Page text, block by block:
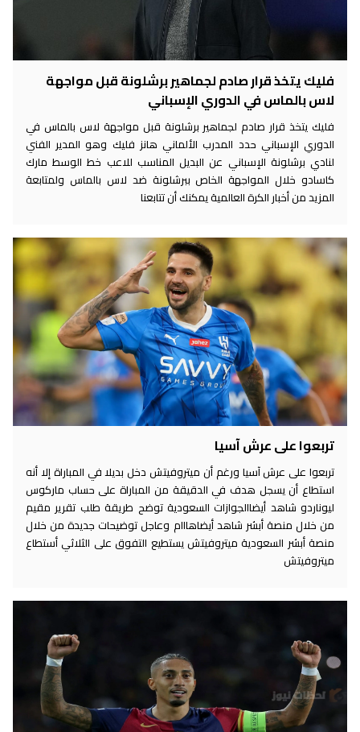
فليك يتخذ قرار صادم لجماهير برشلونة قبل مواجهة
لاس بالماس في الدوري الإسباني
فليك يتخذ قرار صادم لجماهير برشلونة قبل مواجهة لاس بالماس في
الدوري الإسباني حدد المدرب الألماني هانز فليك وهو المدير الفني
لنادي برشلونة الإسباني عن البديل المناسب للاعب خط الوسط مارك
كاسادو خلال المواجهة الخاص ببرشلونة ضد لاس بالماس ولمتابعة
المزيد من أخبار الكرة العالمية يمكنك أن تتابعنا
تربعوا على عرش آسيا
تربعوا على عرش آسيا ورغم أن ميتروفيتش دخل بديلا في المباراة إلا أنه
استطاع أن يسجل هدف في الدقيقة من المباراة على حساب ماركوس
ليوناردو شاهد أيضاالجوازات السعودية توضح طريقة طلب تقرير مقيم
من خلال منصة أبشر شاهد أيضاهااام وعاجل توضيحات جديدة من خلال
منصة أبشر السعودية ميتروفيتش يستطيع التفوق على الثلاثي أستطاع
ميتروفيتش